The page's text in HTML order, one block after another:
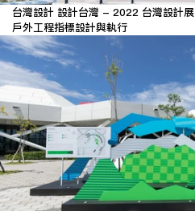
台灣設計 設計台灣 - 2022 台灣設計展
戶外工程指標設計與執行